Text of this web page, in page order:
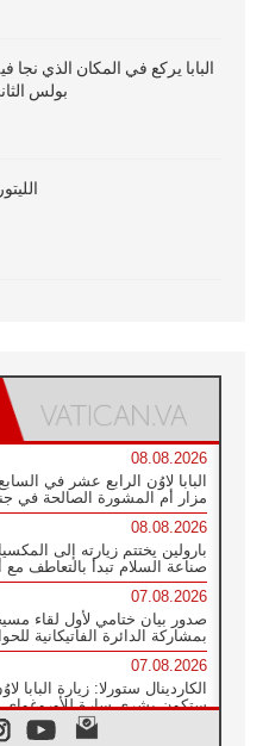
البابا يركع في المكان الذي نجا
بولس
08.08.2026
البابا لاوُن الرابع عشر في
مزار أم المشورة الصالحة في
08.08.2026
بارولين يختتم زيارته إلى
صناعة السلام تبدأ بالتعاطف مع
07.08.2026
صدور بيان ختامي لأول لقاء
بمشاركة الدائرة الفاتيكانية
07.08.2026
الكاردينال ستورلا: زيارة البابا
ستكون بشرى سارة للأوروغواي